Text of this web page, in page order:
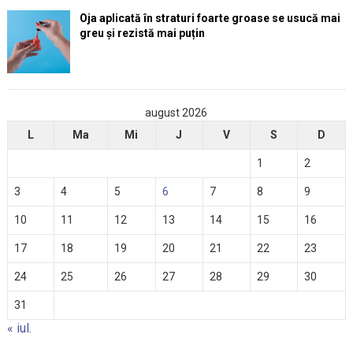
Oja aplicată în straturi foarte groase se usucă mai
greu și rezistă mai puțin
august 2026
L
Ma Mi J V S D
1 2
3 4 5 6 7 8 9
10 11 12 13 14 15 16
17 18 19 20 21 22 23
24 25 26 27 28 29 30
31
« iul.